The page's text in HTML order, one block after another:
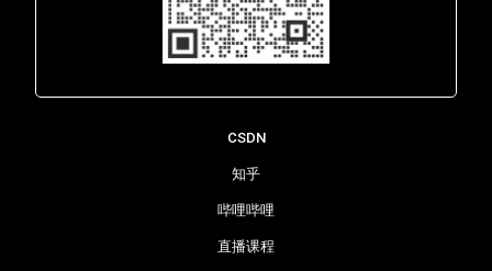
CSDN
知乎
哔哩哔哩
直播课程